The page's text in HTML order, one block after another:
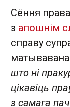
Сёння
з апошнім
справу
што ні
цікавіць
з самага